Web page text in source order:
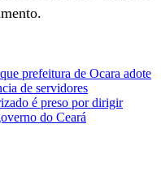
prefeitura de Ocara adote
de servidores
é preso por dirigir
do Ceará